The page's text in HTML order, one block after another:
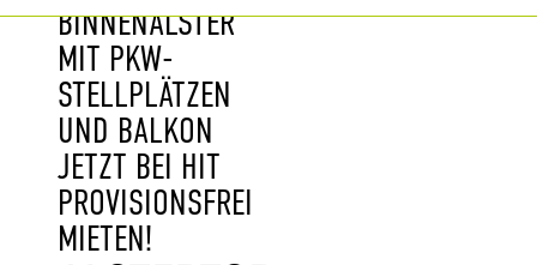
BINNENALSTER
MIT PKW-
STELLPLÄTZEN
UND BALKON
JETZT BEI HIT
PROVISIONSFREI
MIETEN!